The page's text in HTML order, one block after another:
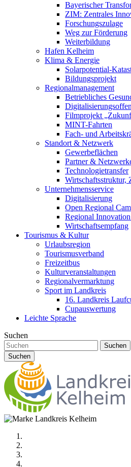
Bayerischer
ZIM: Zentrales
Forschungszulage
Weg zur Förderung
Weiterbildung
Hafen Kelheim
Klima & Energie
Solarpotential-
Bildungsprojekt
Regionalmanagement
Betriebliches
Filmprojekt
MINT-Fahrten
Fach- und
Standort & Netzwerk
Gewerbeflächen
Partner &
Technologietransfer
Wirtschaftsstruktur,
Unternehmensservice
Digitalisierung
Open Regional
Regional
Wirtschaftsempfang
Tourismus & Kultur
Urlaubsregion
Tourismusverband
Freizeitbus
Kulturveranstaltungen
Regionalvermarktung
Sport im Landkreis
16. Landkreis
Cupauswertung
Leichte Sprache
Suchen
Suchen
Suchen